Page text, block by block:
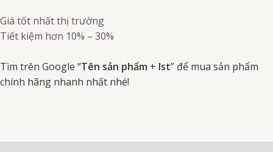
Giá tốt nhất thị trường
Tiết kiệm hơn 10% – 30%
Tìm trên Google “Tên sản phẩm + Ist” để mua sản phẩm
chính hãng nhanh nhất nhé!